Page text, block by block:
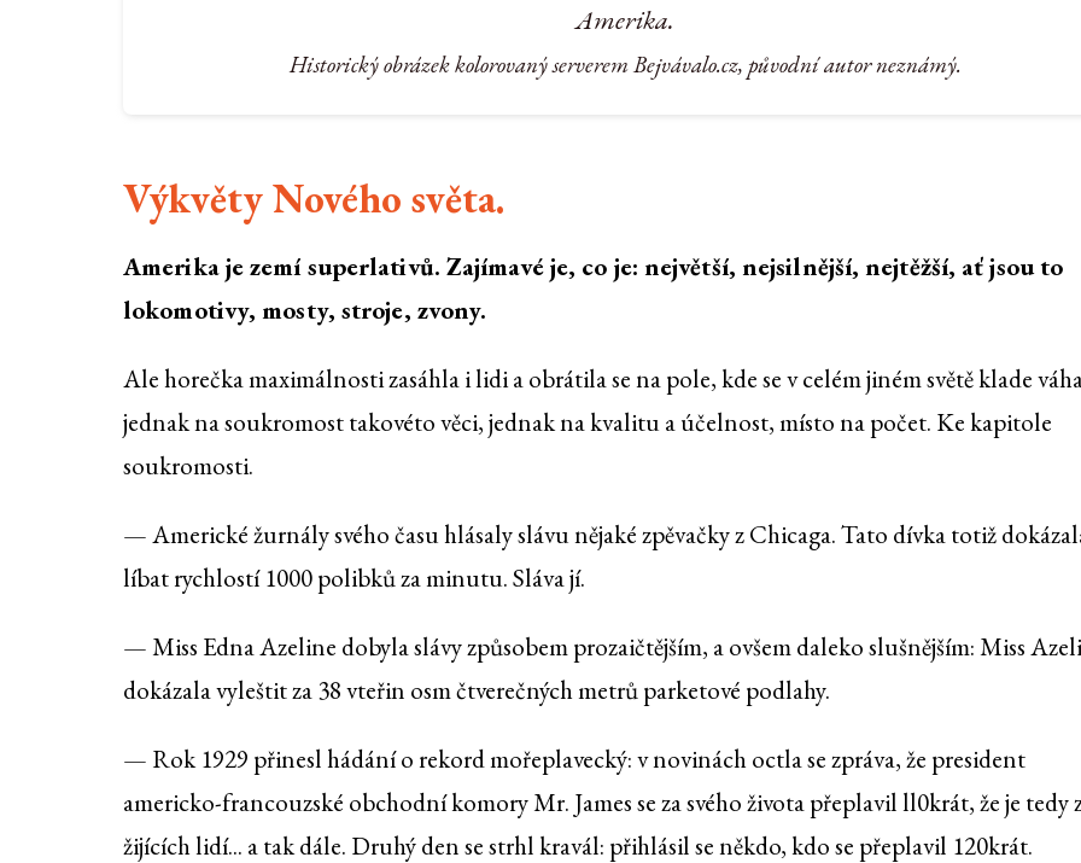
Amerika.
Historický obrázek kolorovaný serverem Bejvávalo.cz, původní autor neznámý.
Výkvěty Nového světa.
Amerika je zemí superlativů. Zajímavé je, co je: největší, nejsilnější, nejtěžší, ať jsou to
lokomotivy, mosty, stroje, zvony.
Ale horečka maximálnosti zasáhla i lidi a obrátila se na pole, kde se v celém jiném světě klade
jednak na soukromost takovéto věci, jednak na kvalitu a účelnost, místo na počet. Ke kapitole
soukromosti.
— Americké žurnály svého času hlásaly slávu nějaké zpěvačky z Chicaga. Tato dívka totiž
líbat rychlostí 1000 polibků za minutu. Sláva jí.
— Miss Edna Azeline dobyla slávy způsobem prozaičtějším, a ovšem daleko slušnějším: Miss
dokázala vyleštit za 38 vteřin osm čtverečných metrů parketové podlahy.
— Rok 1929 přinesl hádání o rekord mořeplavecký: v novinách octla se zpráva, že president
americko-francouzské obchodní komory Mr. James se za svého života přeplavil ll0krát, že je tedy
žijících lidí... a tak dále. Druhý den se strhl kravál: přihlásil se někdo, kdo se přeplavil 120krát.